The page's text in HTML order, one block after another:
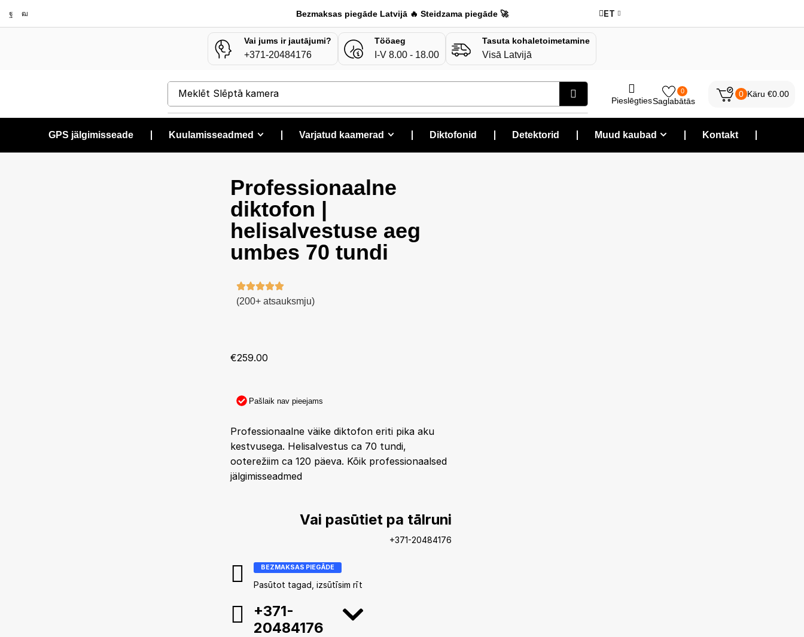
Bezmaksas piegāde Latvijā 🔥 Steidzama piegāde 🚀 ET
Vai jums ir jautājumi?
+371-20484176
Tööaeg
I-V 8.00 - 18.00
Tasuta kohaletoimetamine
Visā Latvijā
Meklēt Slēptā kamera
Pieslēgties
0
Saglabātās
0 Käru €0.00
GPS jälgimisseade Kuulamisseadmed Varjatud kaamerad Diktofonid Detektorid Muud kaubad Kontakt
Professionaalne
diktofon |
helisalvestuse aeg
umbes 70 tundi
(200+ atsauksmju)
€259.00
Pašlaik nav pieejams
Professionaalne väike diktofon eriti pika aku
kestvusega. Helisalvestus ca 70 tundi,
ooterežiim ca 120 päeva. Kõik professionaalsed
jälgimisseadmed
Vai pasūtiet pa tālruni
+371-20484176
BEZMAKSAS PIEGĀDE
Pasūtot tagad, izsūtīsim rīt
+371-
20484176